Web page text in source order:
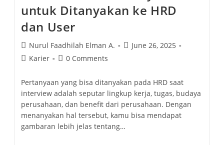
untuk Ditanyakan ke HRD
dan User
Nurul Faadhilah Elman A.
June 26, 2025
Karier
0 Comments
Pertanyaan yang bisa ditanyakan pada HRD saat
interview adalah seputar lingkup kerja, tugas, budaya
perusahaan, dan benefit dari perusahaan. Dengan
menanyakan hal tersebut, kamu bisa mendapat
gambaran lebih jelas tentang…